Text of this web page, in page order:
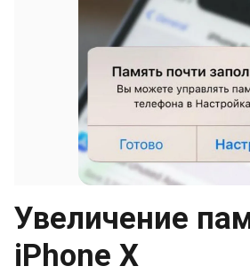
Увеличение
iPhone X